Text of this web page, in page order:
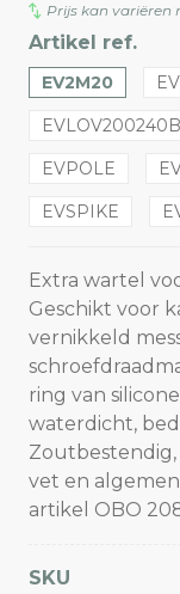
Prijs kan variëren
Artikel ref.
EV2M20
EVLOV200240B
EVPOLE
EVSPIKE
Extra wartel
Geschikt voor
vernikkeld
ring van
waterdicht,
vet en
artikel OBO
SKU